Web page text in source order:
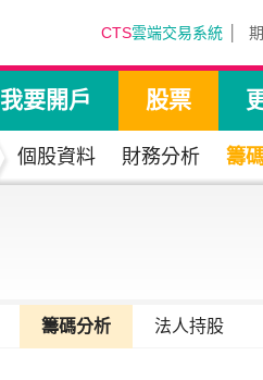
CTS雲端交易系統
我要開戶 股票
個股資料 財務分析 籌
籌碼分析 法人持股